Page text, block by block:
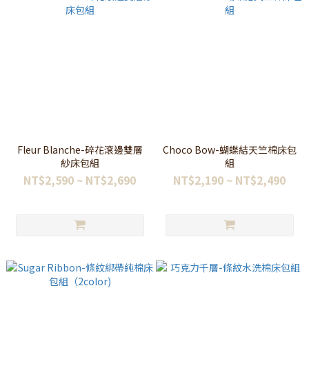
Fleur Blanche-碎花滾邊雙層
紗床包組
NT$2,590 ~ NT$2,690
Choco Bow-蝴蝶結天竺棉床包
組
NT$2,190 ~ NT$2,490